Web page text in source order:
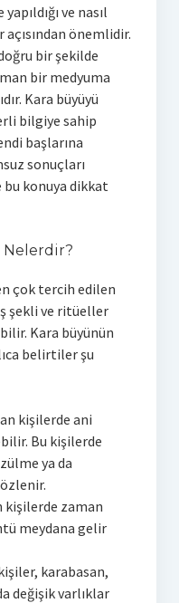
ve nasıl
açısından önemlidir.
bir şekilde
bir medyuma
Kara büyüyü
bilgiye sahip
başlarına
sonuçları
konuya dikkat
çok tercih edilen
şekli ve ritüeller
Kara büyünün
belirtiler şu
kişilerde ani
Bu kişilerde
ya da
kişilerde zaman
meydana gelir
karabasan,
değişik varlıklar